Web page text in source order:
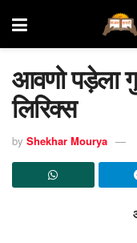
आवणो पड़ेला
लिरिक्स
by Shekhar Mourya